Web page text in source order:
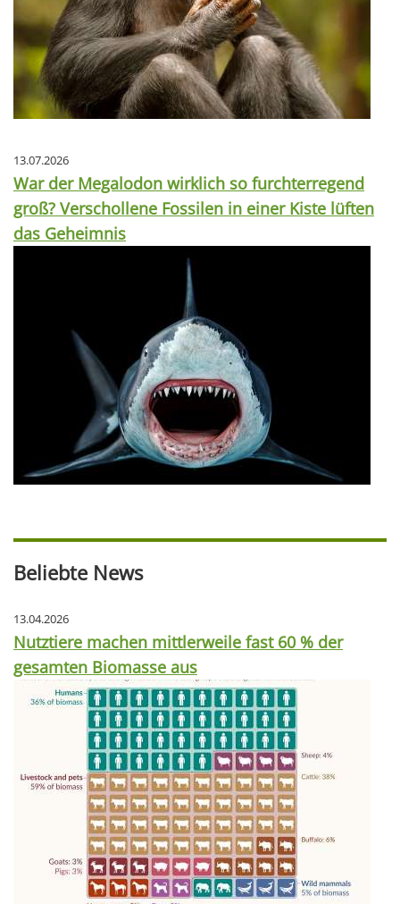
13.07.2026
War der Megalodon wirklich so furchterregend
groß? Verschollene Fossilen in einer Kiste lüften
das Geheimnis
Beliebte News
13.04.2026
Nutztiere machen mittlerweile fast 60 % der
gesamten Biomasse aus